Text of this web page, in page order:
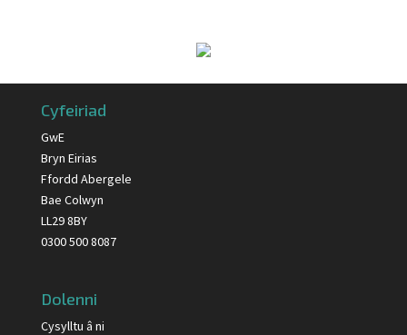
Cyfeiriad
GwE
Bryn Eirias
Ffordd Abergele
Bae Colwyn
LL29 8BY
0300 500 8087
Dolenni
Cysylltu â ni